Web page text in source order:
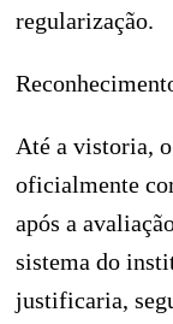
regularização.
Até a vistoria,
oficialmente
após a
sistema do
justificaria,